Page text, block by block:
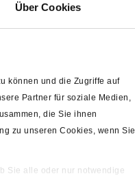
Über Cookies
können und die Zugriffe auf
Partner für soziale Medien,
die Sie ihnen
zu unseren Cookies, wenn Sie
Sie alle oder nur notwendige